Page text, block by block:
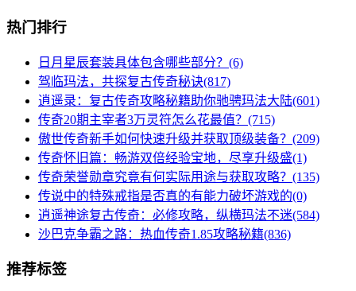
热门排行
日月星辰套装具体包含哪些部分？(6)
驾临玛法，共探复古传奇秘诀(817)
逍遥录：复古传奇攻略秘籍助你驰骋玛法大陆(601)
传奇20期主宰者3万灵符怎么花最值？(715)
傲世传奇新手如何快速升级并获取顶级装备？(209)
传奇怀旧篇：畅游双倍经验宝地，尽享升级盛(1)
传奇荣誉勋章究竟有何实际用途与获取攻略？(135)
传说中的特殊戒指是否真的有能力破坏游戏的(0)
逍遥神途复古传奇：必修攻略，纵横玛法不迷(584)
沙巴克争霸之路：热血传奇1.85攻略秘籍(836)
推荐标签